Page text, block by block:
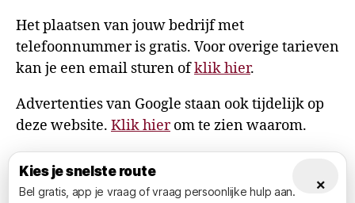
Het plaatsen van jouw bedrijf met
telefoonnummer is gratis. Voor overige tarieven
kan je een email sturen ofklik hier.
Advertenties van Google staan ook tijdelijk op
deze website. Klik hierom te zien waarom.
© 2026AlexandervanDijl.nl Omhoog
×
Kies je snelste route
Bel gratis, app je vraag of vraag persoonlijke hulp aan.